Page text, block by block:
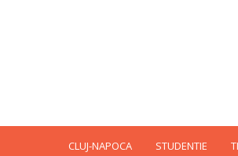
CLUJ-NAPOCA STUDENTIE